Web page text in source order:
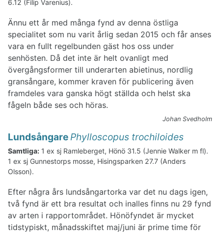
6.12 (Filip Varenius).
Ännu ett år med många fynd av denna östliga
specialitet som nu varit årlig sedan 2015 och får anses
vara en fullt regelbunden gäst hos oss under
senhösten. Då det inte är helt ovanligt med
övergångsformer till underarten abietinus, nordlig
gransångare, kommer kraven för publicering även
framdeles vara ganska högt ställda och helst ska
fågeln både ses och höras.
Johan Svedholm
Lundsångare Phylloscopus trochiloides
Samtliga: 1 ex sj Ramleberget, Hönö 31.5 (Jennie Walker m fl).
1 ex sj Gunnestorps mosse, Hisingsparken 27.7 (Anders
Olsson).
Efter några års lundsångartorka var det nu dags igen,
två fynd är ett bra resultat och inalles finns nu 29 fynd
av arten i rapportområdet. Hönöfyndet är mycket
tidstypiskt, månadsskiftet maj/juni är prime time för